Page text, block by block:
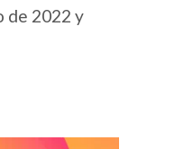
de 2022 y